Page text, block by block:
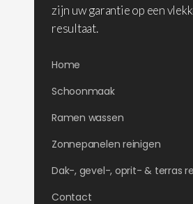
zijn uw garantie op een
resultaat.
Home
Schoonmaak
Ramen wassen
Zonnepanelen reinigen
Dak-, gevel-, oprit- & terras
Contact